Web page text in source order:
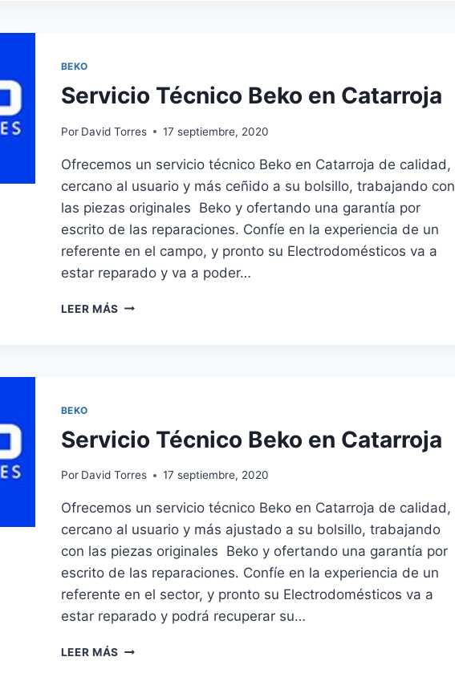
BEKO
Servicio Técnico Beko en Catarroja
Por David Torres 17 septiembre, 2020
Ofrecemos un servicio técnico Beko en Catarroja de calidad,
cercano al usuario y más ceñido a su bolsillo, trabajando con
las piezas originales Beko y ofertando una garantía por
escrito de las reparaciones. Confíe en la experiencia de un
referente en el campo, y pronto su Electrodomésticos va a
estar reparado y va a poder…
LEER MÁS SERVICIO
BEKO
Servicio Técnico Beko en Catarroja
Por David Torres 17 septiembre, 2020
Ofrecemos un servicio técnico Beko en Catarroja de calidad,
cercano al usuario y más ajustado a su bolsillo, trabajando
con las piezas originales Beko y ofertando una garantía por
escrito de las reparaciones. Confíe en la experiencia de un
referente en el sector, y pronto su Electrodomésticos va a
estar reparado y podrá recuperar su…
LEER MÁS SERVICIO